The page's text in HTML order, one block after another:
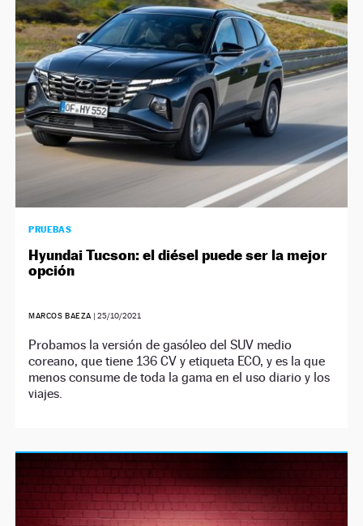
NEWSLETTER
SÍGUENOS
PRUEBAS
Hyundai Tucson: el diésel puede ser la mejor
opción
MARCOS BAEZA |25/10/2021
Probamos la versión de gasóleo del SUV medio
coreano, que tiene 136 CV y etiqueta ECO, y es la que
menos consume de toda la gama en el uso diario y los
viajes.